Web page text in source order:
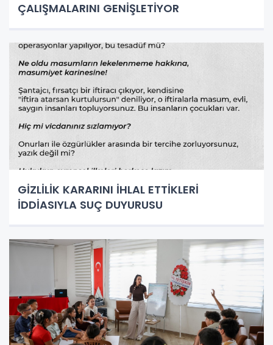
ÇALIŞMALARINI GENİŞLETİYOR
GİZLİLİK KARARINI İHLAL ETTİKLERİ
İDDİASIYLA SUÇ DUYURUSU